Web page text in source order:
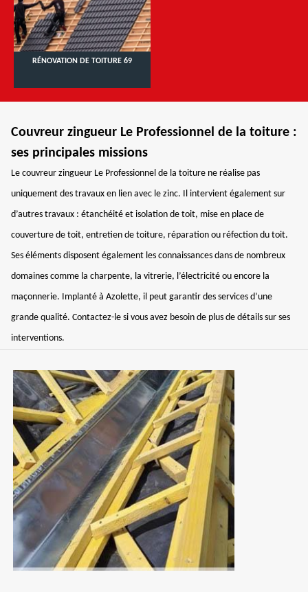
RÉNOVATION DE TOITURE 69
Couvreur zingueur Le Professionnel de la toiture :
ses principales missions
Le couvreur zingueur Le Professionnel de la toiture ne réalise pas
uniquement des travaux en lien avec le zinc. Il intervient également sur
d’autres travaux : étanchéité et isolation de toit, mise en place de
couverture de toit, entretien de toiture, réparation ou réfection du toit.
Ses éléments disposent également les connaissances dans de nombreux
domaines comme la charpente, la vitrerie, l’électricité ou encore la
maçonnerie. Implanté à Azolette, il peut garantir des services d’une
grande qualité. Contactez-le si vous avez besoin de plus de détails sur ses
interventions.